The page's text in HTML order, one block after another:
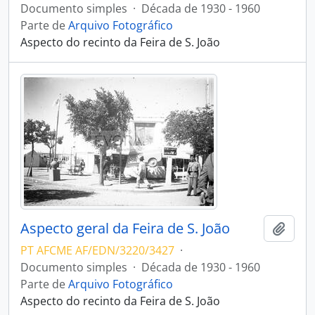
Documento simples · Década de 1930 - 1960
Parte deArquivo Fotográfico
Aspecto do recinto da Feira de S. João
Aspecto geral da Feira de S. João
PT AFCME AF/EDN/3220/3427 ·
Documento simples · Década de 1930 - 1960
Parte deArquivo Fotográfico
Aspecto do recinto da Feira de S. João